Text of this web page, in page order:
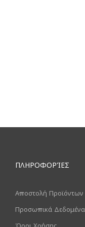
ΠΛΗΡΟΦΟΡΊΕΣ
Αποστολή Προϊόντων
Προσωπικά Δεδομένα
Όροι Χρήσης